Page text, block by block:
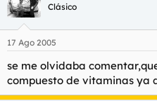
Clásico
17 Ago 2005
se me olvidaba
compuesto de vitaminas ya